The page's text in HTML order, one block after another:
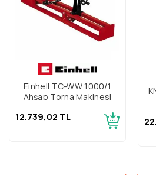
Einhell TC-WW 1000/1
Ahşap Torna Makinesi
12.739,02 TL